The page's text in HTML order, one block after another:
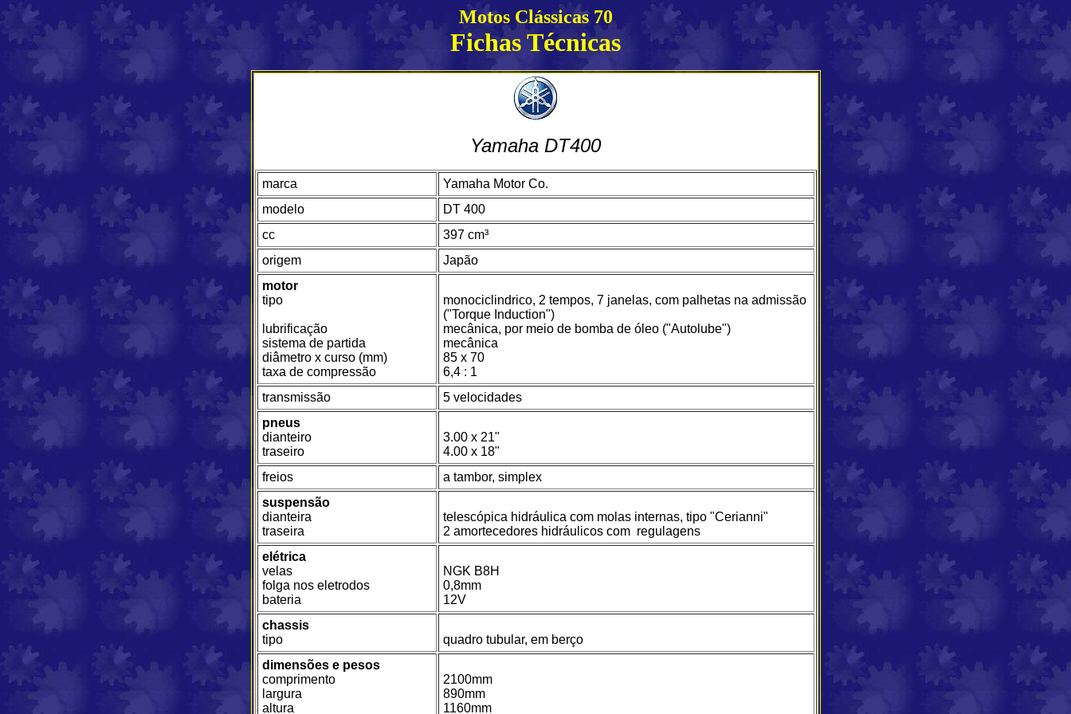
Motos Clássicas 70
Fichas Técnicas
Yamaha DT400
marca
Yamaha Motor Co.
modelo
DT 400
cc
397 cm³
origem
Japão
motor
tipo
lubrificação
sistema de partida
diâmetro x curso (mm)
taxa de compressão
monociclindrico, 2 tempos, 7 janelas, com palhetas na admissão
("Torque Induction")
mecânica, por meio de bomba de óleo ("Autolube")
mecânica
85 x 70
6,4 : 1
transmissão
5 velocidades
pneus
dianteiro
traseiro
3.00 x 21"
4.00 x 18"
freios
a tambor, simplex
suspensão
dianteira
traseira
telescópica hidráulica com molas internas, tipo "Cerianni"
2 amortecedores hidráulicos com regulagens
elétrica
velas
folga nos eletrodos
bateria
NGK B8H
0,8mm
12V
chassis
tipo
quadro tubular, em berço
dimensões e pesos
comprimento
largura
altura
2100mm
890mm
1160mm